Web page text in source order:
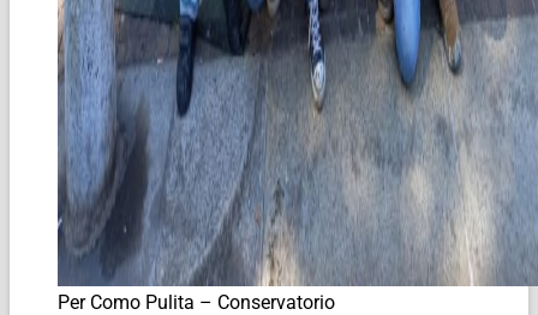
Per Como Pulita – Conservatorio